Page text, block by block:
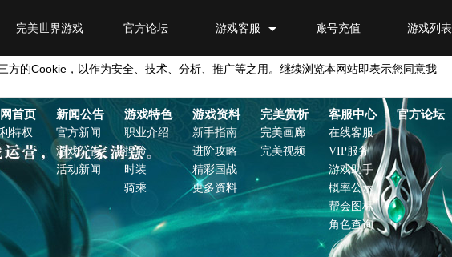
游戏列表
账号充值
游戏客服
官方论坛
完美世界游戏
方的Cookie ，以作为安全、技术、分析、推广等之用。继续浏览本网站即表示您同意我
首页
特权
新闻公告
官方新闻
游戏公告
活动新闻
游戏特色
职业介绍
捏脸
时装
骑乘
游戏资料
新手指南
进阶攻略
精彩国战
更多资料
完美赏析
完美画廊
完美视频
客服中心
在线客服
VIP服务
游戏助手
概率公示
帮会图标
角色查询
官方论坛